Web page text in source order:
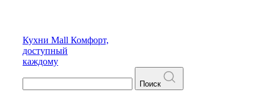
Кухни Mall Комфорт,
доступный
каждому
Поиск